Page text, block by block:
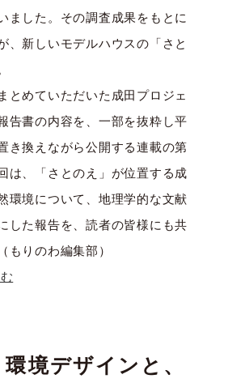
ました。その調査成果をもとに
、新しいモデルハウスの「さと
とめていただいた成田プロジェ
告書の内容を、一部を抜粋し平
き換えながら公開する連載の第
は、「さとのえ」が位置する成
環境について、地理学的な文献
した報告を、読者の皆様にも共
もりのわ編集部）
境デザインと、